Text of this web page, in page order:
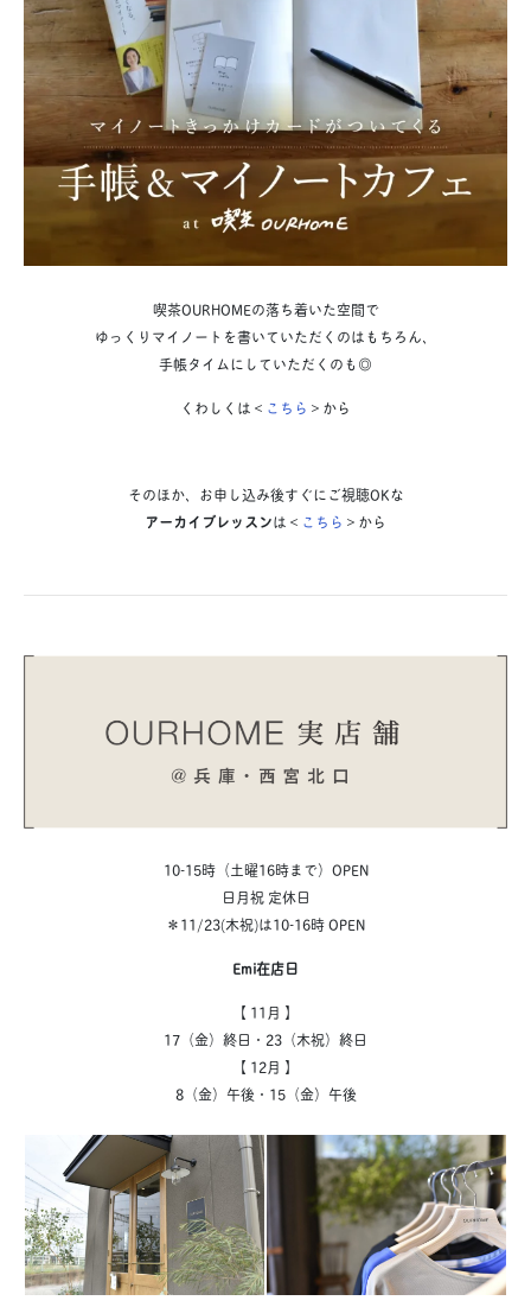
喫茶OURHOMEの落ち着いた空間で
ゆっくりマイノートを書いていただくのはもちろん、
手帳タイムにしていただくのも◎
くわ しくは＜ こちら ＞から
そのほか、お申し込み後すぐにご視聴OKな
アーカイブレッスンは＜ こちら ＞から
10-15時（土曜16時まで）OPEN
日月祝 定休日
＊11/23(木祝)は10-16時 OPEN
Emi在店日
【 11月 】
17（金）終日・23（木祝）終日
【 12月 】
8（金）午後・15（金）午後